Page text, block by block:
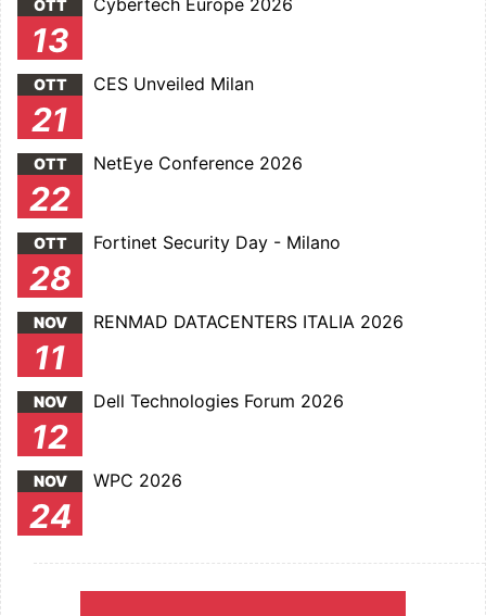
OTT
13
Cybertech Europe 2026
OTT
21
CES Unveiled Milan
OTT
22
NetEye Conference 2026
OTT
28
Fortinet Security Day - Milano
NOV
11
RENMAD DATACENTERS ITALIA 2026
NOV
12
Dell Technologies Forum 2026
NOV
24
WPC 2026